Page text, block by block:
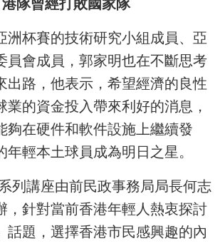
隊曾經打敗國家隊
洲杯賽的技術研究小組成員、亞
員會成員，郭家明也在不斷思考
出路，他表示，希望經濟的良性
業的資金投入帶來利好的消息，
夠在硬件和軟件設施上繼續發
年輕本土球員成為明日之星。
列講座由前民政事務局局長何志
，針對當前香港年輕人熱衷探討
話題，選擇香港市民感興趣的內